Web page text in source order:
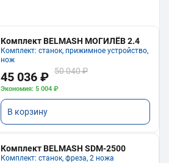
Комплект BELMASH МОГИЛЁВ 2.4
Комплект: станок, прижимное устройство,
нож
45 036 ₽ 50 040 ₽
Экономия: 5 004 ₽
В корзину
Комплект BELMASH SDM-2500
Комплект: станок, фреза, 2 ножа